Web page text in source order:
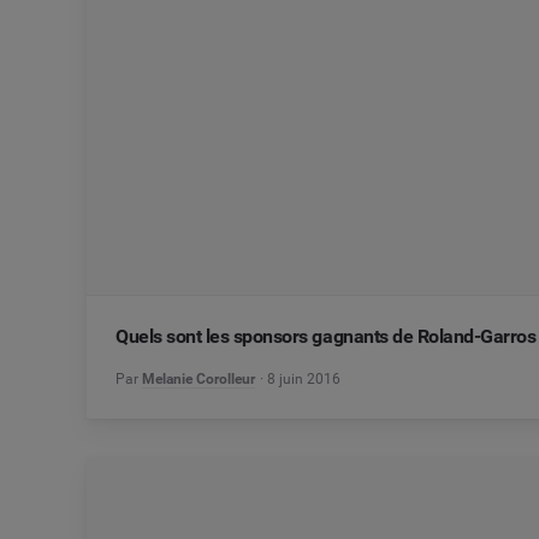
Quels sont les sponsors gagnants de Roland-Garros
Par Melanie Corolleur 8 juin 2016